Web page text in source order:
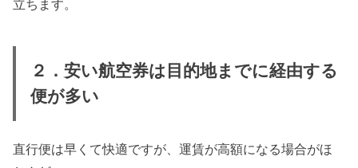
立ちます。
２．安い航空券は目的地までに経由する
便が多い
直行便は早くて快適ですが、運賃が高額になる場合がほ